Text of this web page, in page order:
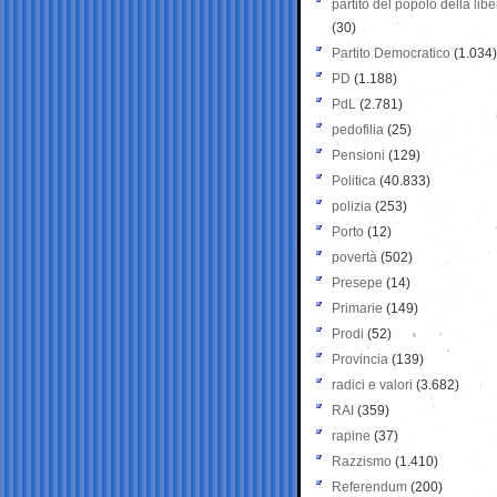
partito del popolo della
(30)
Partito Democratico (1.034)
PD (1.188)
PdL (2.781)
pedofilia (25)
Pensioni (129)
Politica (40.833)
polizia (253)
Porto (12)
povertà (502)
Presepe (14)
Primarie (149)
Prodi (52)
Provincia (139)
radici e valori (3.682)
RAI (359)
rapine (37)
Razzismo (1.410)
Referendum (200)